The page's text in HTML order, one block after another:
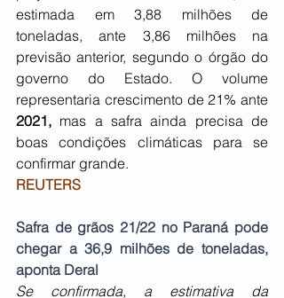
estimada em 3,88 milhões de
toneladas, ante 3,86 milhões na
previsão anterior, segundo o órgão do
governo do Estado. O volume
2021, mas a safra ainda precisa de
boas condições climáticas para se
confirmar grande.
REUTERS
Safra de grãos 21/22 no Paraná pode
chegar a 36,9 milhões de toneladas,
aponta Deral
Se confirmada, a estimativa da